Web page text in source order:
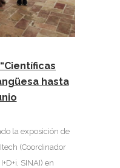
hasta
la exposición de
(Coordinador
SINAI) en